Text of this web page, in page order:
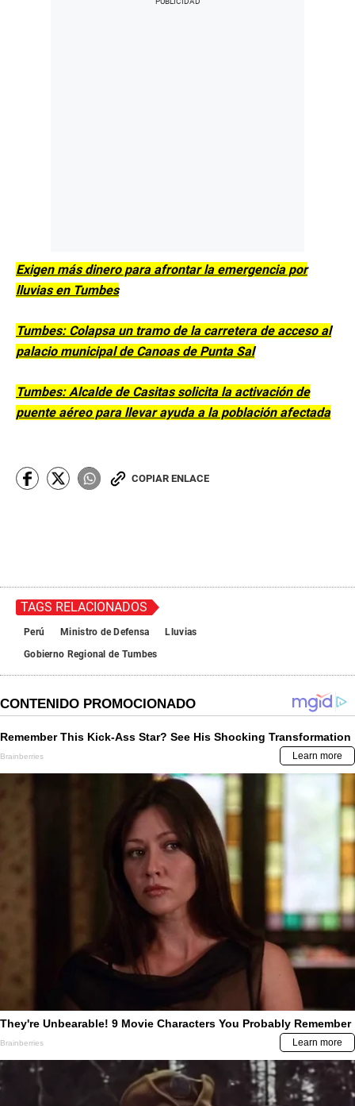
Exigen más dinero para afrontar la emergencia por
lluvias en Tumbes
Tumbes: Colapsa un tramo de la carretera de acceso al
palacio municipal de Canoas de Punta Sal
Tumbes: Alcalde de Casitas solicita la activación de
puente aéreo para llevar ayuda a la población afectada
COPIAR ENLACE
TAGS RELACIONADOS
Perú Ministro de Defensa
Lluvias
Gobierno Regional de Tumbes